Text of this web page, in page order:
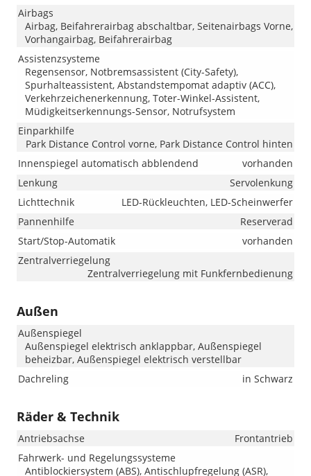
Airbags
Airbag, Beifahrerairbag abschaltbar, Seitenairbags Vorne,
Vorhangairbag, Beifahrerairbag
Assistenzsysteme
Regensensor, Notbremsassistent (City-Safety),
Spurhalteassistent, Abstandstempomat adaptiv (ACC),
Verkehrzeichenerkennung, Toter-Winkel-Assistent,
Müdigkeitserkennungs-Sensor, Notrufsystem
Einparkhilfe
Park Distance Control vorne, Park Distance Control hinten
Innenspiegel automatisch abblendend
vorhanden
Lenkung
Servolenkung
Lichttechnik
LED-Rückleuchten, LED-Scheinwerfer
Pannenhilfe
Reserverad
Start/Stop-Automatik
vorhanden
Zentralverriegelung
Zentralverriegelung mit Funkfernbedienung
Außen
Außenspiegel
Außenspiegel elektrisch anklappbar, Außenspiegel
beheizbar, Außenspiegel elektrisch verstellbar
Dachreling
in Schwarz
Räder & Technik
Antriebsachse
Frontantrieb
Fahrwerk- und Regelungssysteme
Antiblockiersystem (ABS), Antischlupfregelung (ASR),